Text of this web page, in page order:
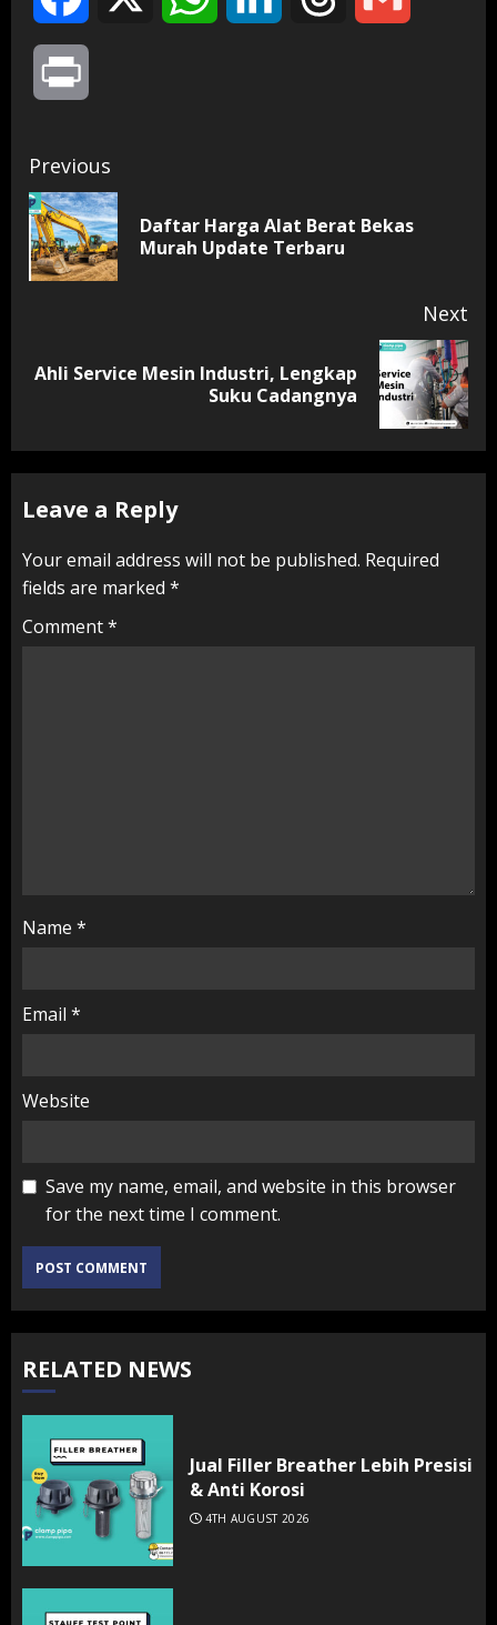
Continue
Reading
Previous
Daftar Harga Alat Berat Bekas
Murah Update Terbaru
Next
Next
Ahli Service Mesin Industri, Lengkap
Suku Cadangnya
Leave a Reply
Your email address will not be published. Required
fields are marked *
Comment*
Name *
Email *
Website
Save my name, email, and website in this browser
for the next time I comment.
RELATED NEWS
Jual Filler Breather Lebih Presisi
& Anti Korosi
4TH AUGUST 2026